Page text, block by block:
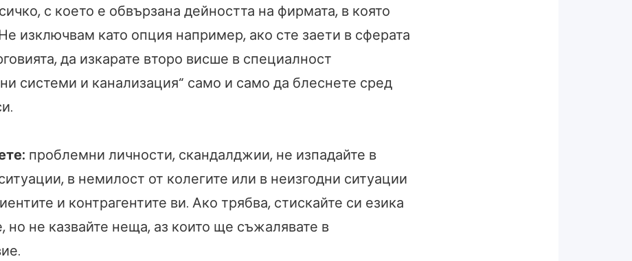
с което е обвързана дейността на фирмата, в която
изключвам като опция например, ако сте заети в сферата
да изкарате второ висше в специалност
системи и канализация“ само и само да блеснете сред
проблемни личности, скандалджии, не изпадайте в
в немилост от колегите или в неизгодни ситуации
и контрагентите ви. Ако трябва, стискайте си езика
но не казвайте неща, аз които ще съжалявате в